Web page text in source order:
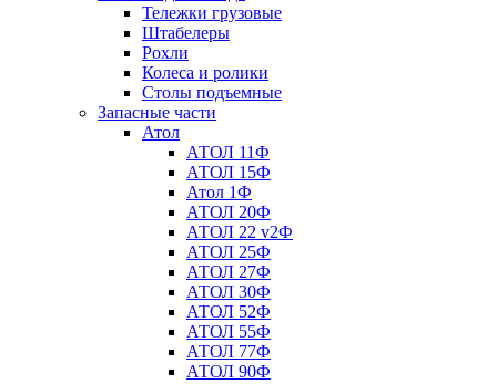
Тележки грузовые
Штабелеры
Рохли
Колеса и ролики
Столы подъемные
Запасные части
Атол
АТОЛ 11Ф
АТОЛ 15Ф
Атол 1Ф
АТОЛ 20Ф
АТОЛ 22 v2Ф
АТОЛ 25Ф
АТОЛ 27Ф
АТОЛ 30Ф
АТОЛ 52Ф
АТОЛ 55Ф
АТОЛ 77Ф
АТОЛ 90Ф